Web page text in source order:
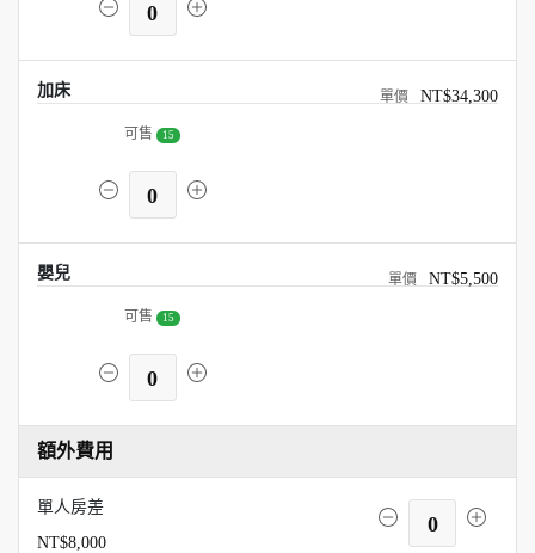
0
加床 NT$34,300
可售 15
0
嬰兒 NT$5,500
可售 15
0
額外費用
單人房差
NT$8,000
0